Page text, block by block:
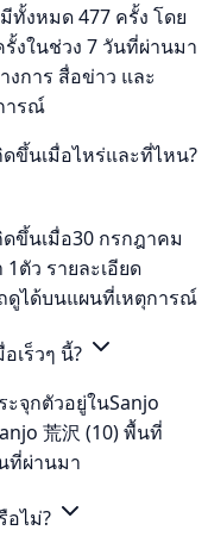
งหมด 477 ครั้ง โดย
งในช่วง 7 วันที่ผ่านมา
งการ สื่อข่าว และ
ารณ์
ขึ้นเมื่อไหร่และที่ไหน?
ขึ้นเมื่อ30 กรกฎาคม
ตัว รายละเอียด
ดูได้บนแผนที่เหตุการณ์
เร็วๆ นี้?
จุกตัวอยู่ในSanjo
荒沢 (10) พื้นที่
ที่ผ่านมา
อไม่?